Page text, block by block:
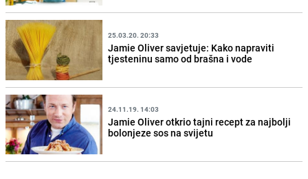
25.03.20. 20:33
Jamie Oliver savjetuje: Kako napraviti
tjesteninu samo od brašna i vode
24.11.19. 14:03
Jamie Oliver otkrio tajni recept za najbolji
bolonjeze sos na svijetu